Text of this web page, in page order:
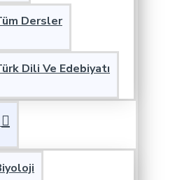
Dersler
Dili Ve Edebiyatı